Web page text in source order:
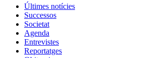
Últimes notícies
Successos
Societat
Agenda
Entrevistes
Reportatges